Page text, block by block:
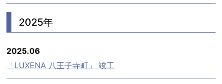
2025年
2025.06
「LUXENA 八王子寺町」 竣工